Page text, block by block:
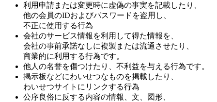
利用申請または変更時に虚偽の事実を記載したり、
他の会員のIDおよびパスワードを盗用し、
不正に使用する行為
会社のサービス情報を利用して得た情報を、
会社の事前承諾なしに複製または流通させたり、
商業的に利用する行為です。
他人の名誉を傷つけたり、不利益を与える行為です。
掲示板などにわいせつなものを掲載したり、
わいせつサイトにリンクする行為
公序良俗に反する内容の情報、文、図形、